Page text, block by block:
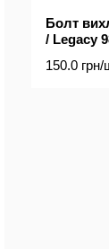
Болт
/ Legacy
150.0 грн/